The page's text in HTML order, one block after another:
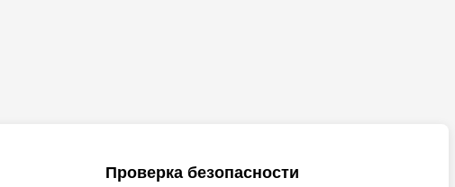
Проверка безопасности